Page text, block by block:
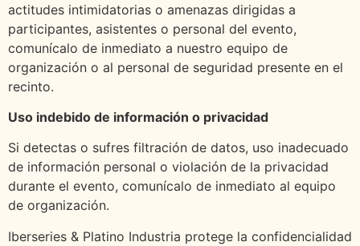
actitudes intimidatorias o amenazas dirigidas a
participantes, asistentes o personal del evento,
comunícalo de inmediato a nuestro equipo de
organización o al personal de seguridad presente en el
recinto.
Uso indebido de información o privacidad
Si detectas o sufres filtración de datos, uso inadecuado
de información personal o violación de la privacidad
durante el evento, comunícalo de inmediato al equipo
de organización.
Iberseries & Platino Industria protege la confidencialidad